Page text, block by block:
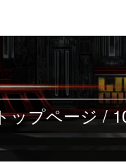
ップページ /